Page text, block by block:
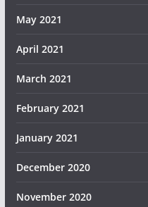
May 2021
April 2021
March 2021
February 2021
January 2021
December 2020
November 2020